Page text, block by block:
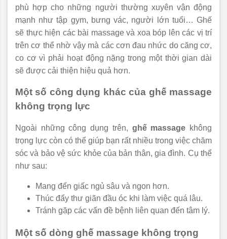
phù hợp cho những người thường xuyên vận động
mạnh như tập gym, bưng vác, người lớn tuổi… Ghế
sẽ thực hiện các bài massage và xoa bóp lên các vị trí
trên cơ thể nhờ vậy mà các cơn đau nhức do căng cơ,
co cơ vì phải hoạt động nặng trong một thời gian dài
sẽ được cải thiện hiệu quả hơn.
Một số công dụng khác của ghế massage
không trọng lực
Ngoài những công dụng trên, ghế massage không
trọng lực còn có thể giúp bạn rất nhiều trong việc chăm
sóc và bảo vệ sức khỏe của bản thân, gia đình. Cụ thể
như sau:
Mang đến giấc ngủ sâu và ngon hơn.
Thúc đẩy thư giãn đầu óc khi làm việc quá lâu.
Tránh gặp các vấn đề bệnh liên quan đến tâm lý.
Một số dòng ghế massage không trọng